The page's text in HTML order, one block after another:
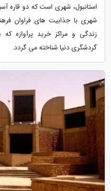
استانبول، شهری است که دو قاره
شهری با جذابیت های فراوان
زندگی و مراکز خرید پرآوازه
گردشگری دنیا شناخته می گردد.